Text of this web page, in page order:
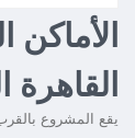
الأماكن
القاهرة
يقع المشروع